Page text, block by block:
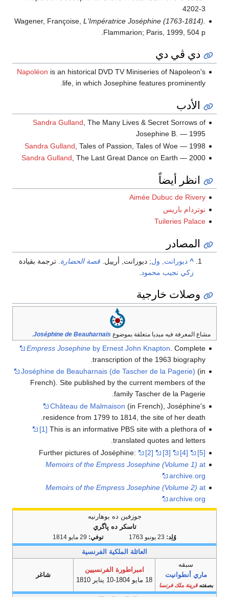
4202-3
Wagener, Françoise, L'Impératrice Joséphine (1763-1814).
Flammarion; Paris, 1999, 504 p.
دي ڤي دي
Napoléon is an historical DVD TV Miniseries of Napoleon's
life, in which Josephine features prominently.
الأدب
Sandra Gulland, The Many Lives & Secret Sorrows of
Josephine B. — 1995
Sandra Gulland , Tales of Passion, Tales of Woe — 1998
Sandra Gulland , The Last Great Dance on Earth — 2000
انظر أيضاً
Aimée Dubuc de Rivery
نوتردام باريس
Tuileries Palace
المصادر
^ ديورانت, ول; ديورانت, أرييل. قصة الحضارة . ترجمة بقيادة
زكي نجيب محمود
وصلات خارجية
مشاع المعرفة فيه ميديا متعلقة بموضوع Joséphine de Beauharnais
.
Empress Josephineby Ernest John Knapton . Complete
transcription of the 1963 biography.
Joséphine de Beauharnais (de Tascher de la Pagerie) (in
French). Site published by the current members of the
family Tascher de la Pagerie.
Château de Malmaison (in French), Joséphine's
residence from 1799 to 1814, the site of her death.
[1] This is an informative PBS site with a plethora of
translated quotes and letters.
Further pictures of Joséphine:
[2] [3] [4]
[5]
Memoirs of the Empress Josephine (Volume 1) at
archive.org
Memoirs of the Empress Josephine (Volume 2) at
archive.org
جوزفين ده بوهارنيه
تاسكر ده پاگري
وُلِد: توفي:
العائلة الملكية الفرنسية
سبقه
ماري أنطوانيت
بصفتهقرينة ملك فرنسا
امبراطورة الفرنسيين
18 مايو 1804-10 يناير 1810
شاغر